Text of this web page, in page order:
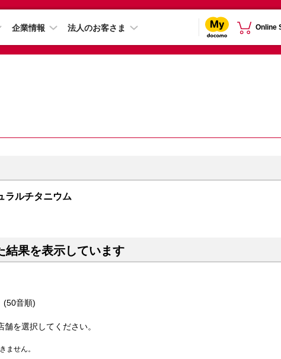
企業情報 法人のお客さま Online
ラルチタニウム
結果を表示しています
(50音順)
を選択してください。
ません。